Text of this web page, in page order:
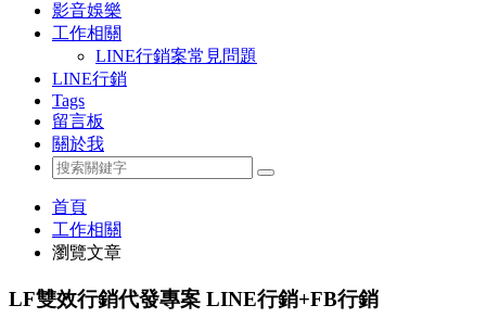
影音娛樂
工作相關
LINE行銷案常見問題
LINE行銷
Tags
留言板
關於我
首頁
工作相關
瀏覽文章
LF雙效行銷代發專案 LINE行銷+FB行銷